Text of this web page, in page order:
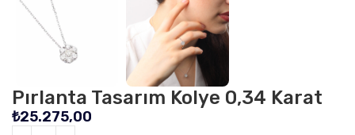
Pırlanta Tasarım Kolye 0,34 Karat
₺25.275,00